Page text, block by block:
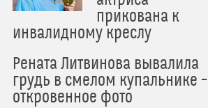
прикована к
инвалидному креслу
Рената Литвинова вывалила
грудь в смелом купальнике –
откровенное фото